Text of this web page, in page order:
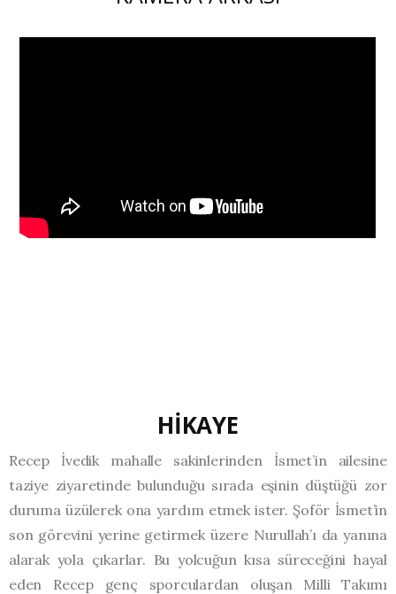
HİKAYE
Recep İvedik mahalle sakinlerinden İsmet’in ailesine
taziye ziyaretinde bulunduğu sırada eşinin düştüğü zor
duruma üzülerek ona yardım etmek ister. Şoför İsmet’in
son görevini yerine getirmek üzere Nurullah’ı da yanına
alarak yola çıkarlar. Bu yolcuğun kısa süreceğini hayal
eden Recep genç sporculardan oluşan Milli Takımı